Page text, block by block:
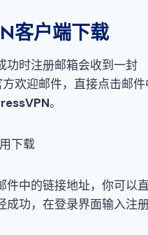
客户端下载
功时注册邮箱会收到一封
欢迎邮件，直接点击邮
。
件中的链接地址，你可以
成功，在登录界面输入注